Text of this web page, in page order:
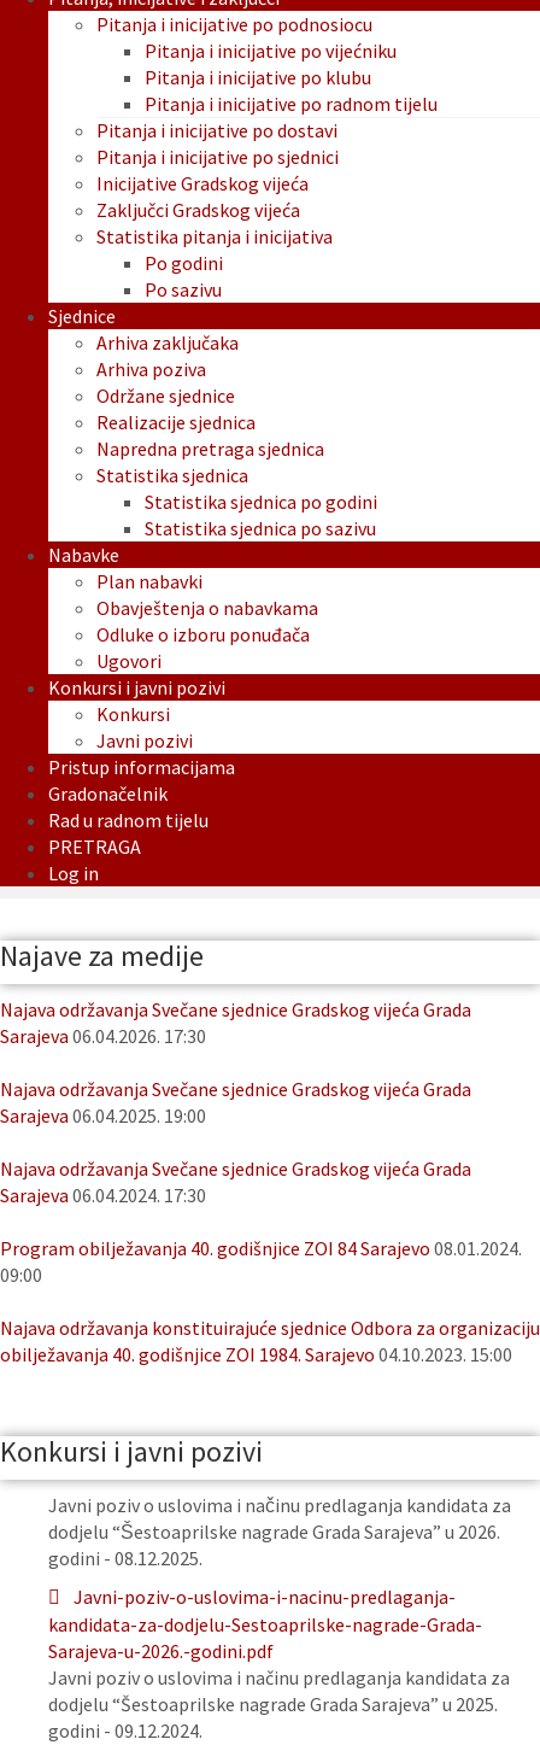
Pitanja i inicijative po podnosiocu
Pitanja i inicijative po vijećniku
Pitanja i inicijative po klubu
Pitanja i inicijative po radnom tijelu
Pitanja i inicijative po dostavi
Pitanja i inicijative po sjednici
Inicijative Gradskog vijeća
Zaključci Gradskog vijeća
Statistika pitanja i inicijativa
Po godini
Po sazivu
Sjednice
Arhiva zaključaka
Arhiva poziva
Održane sjednice
Realizacije sjednica
Napredna pretraga sjednica
Statistika sjednica
Statistika sjednica po godini
Statistika sjednica po sazivu
Nabavke
Plan nabavki
Obavještenja o nabavkama
Odluke o izboru ponuđača
Ugovori
Konkursi i javni pozivi
Konkursi
Javni pozivi
Pristup informacijama
Gradonačelnik
Rad u radnom tijelu
PRETRAGA
Log in
Najave za medije
Najava održavanja Svečane sjednice Gradskog vijeća Grada
Sarajeva 06.04.2026. 17:30
Najava održavanja Svečane sjednice Gradskog vijeća Grada
Sarajeva 06.04.2025. 19:00
Najava održavanja Svečane sjednice Gradskog vijeća Grada
Sarajeva 06.04.2024. 17:30
Program obilježavanja 40. godišnjice ZOI 84 Sarajevo 08.01.2024.
09:00
Najava održavanja konstituirajuće sjednice Odbora za organizaciju
obilježavanja 40. godišnjice ZOI 1984. Sarajevo 04.10.2023. 15:00
Konkursi i javni pozivi
Javni poziv o uslovima i načinu predlaganja kandidata za
dodjelu “Šestoaprilske nagrade Grada Sarajeva” u 2026.
godini - 08.12.2025.
Javni-poziv-o-uslovima-i-nacinu-predlaganja-
kandidata-za-dodjelu-Sestoaprilske-nagrade-Grada-
Sarajeva-u-2026.-godini.pdf
Javni poziv o uslovima i načinu predlaganja kandidata za
dodjelu “Šestoaprilske nagrade Grada Sarajeva” u 2025.
godini - 09.12.2024.